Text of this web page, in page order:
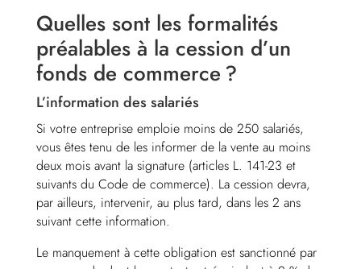
Quelles sont les formalités
préalables à la cession d’un
fonds de commerce ?
L’information des salariés
Si votre entreprise emploie moins de 250 salariés,
vous êtes tenu de les informer de la vente au moins
deux mois avant la signature (articles L. 141-23 et
suivants du Code de commerce). La cession devra,
par ailleurs, intervenir, au plus tard, dans les 2 ans
suivant cette information.
Le manquement à cette obligation est sanctionné par